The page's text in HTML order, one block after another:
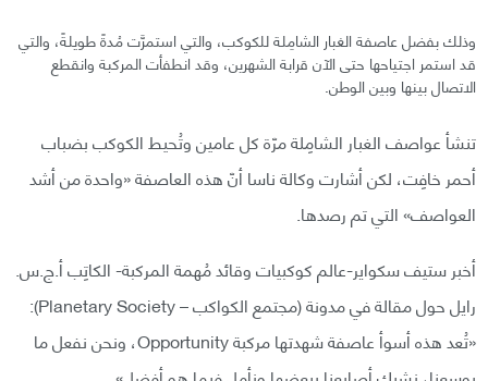
وذلك بفضل عاصفة الغبار الشامِلة للكوكب، والتي استمرَّت مُدةً طويلةً، والتي
قد استمر اجتياحها حتى الآن قرابة الشهرين، وقد انطفأت المركبة وانقطع
الاتصال بينها وبين الوطن.
تنشأ عواصف الغبار الشامِلة مرّة كل عامين وتُحيط الكوكب بضباب
أحمر خافِت، لكن أشارت وكالة ناسا أنّ هذه العاصفة «واحدة من أشد
العواصف» التي تم رصدها.
أخبر ستيف سكواير-عالم كوكبيات وقائد مُهمة المركبة- الكاتِب أ.ج.س.
رايل حول مقالة في مدونة (مجتمع الكواكب – Planetary Society):
«تُعد هذه أسوأ عاصفة شهدتها مركبة Opportunity، ونحن نفعل ما